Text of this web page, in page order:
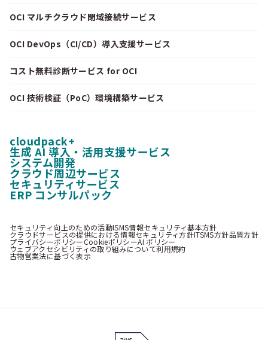
OCI マルチクラウド閉域接続サービス
OCI DevOps（CI/CD）導入支援サービス
コスト無料診断サービス for OCI
OCI 技術検証（PoC）環境構築サービス
cloudpack+
生成 AI 導入・活用支援サービス
システム開発
クラウド周辺サービス
セキュリティサービス
ERP コンサルパック
セキュリティ向上のための活動ISMS情報セキュリティ基本方針
クラウドサービスの提供における情報セキュリティ方針ITSMS方針品質方針
プライバシーポリシーCookieポリシーAI ポリシー
ウェブアクセシビリティの取り組みについて利用規約
古物営業法に基づく表示